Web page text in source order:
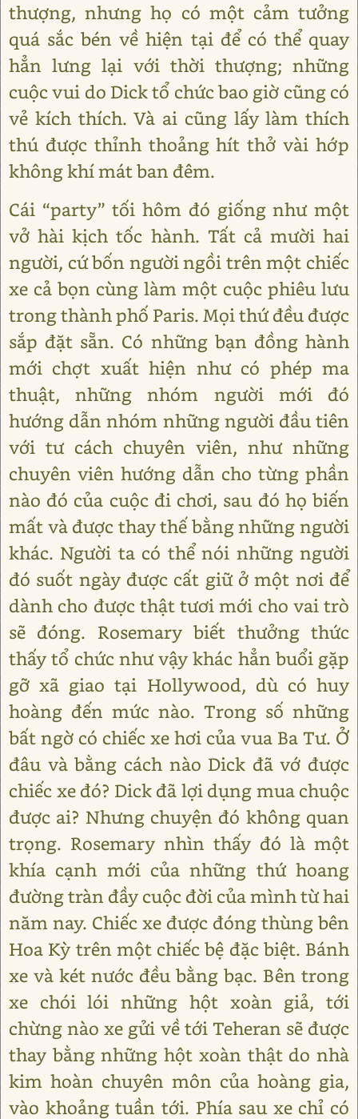
thượng, nhưng họ có một cảm tưởng
quá sắc bén về hiện tại để có thể quay
hẳn lưng lại với thời thượng; những
cuộc vui do Dick tổ chức bao giờ cũng có
vẻ kích thích. Và ai cũng lấy làm thích
thú được thỉnh thoảng hít thở vài hớp
không khí mát ban đêm.
Cái “party” tối hôm đó giống như một
vở hài kịch tốc hành. Tất cả mười hai
người, cứ bốn người ngồi trên một chiếc
xe cả bọn cùng làm một cuộc phiêu lưu
trong thành phố Paris. Mọi thứ đều được
sắp đặt sẵn. Có những bạn đồng hành
mới chợt xuất hiện như có phép ma
thuật, những nhóm người mới đó
hướng dẫn nhóm những người đầu tiên
với tư cách chuyên viên, như những
chuyên viên hướng dẫn cho từng phần
nào đó của cuộc đi chơi, sau đó họ biến
mất và được thay thế bằng những người
khác. Người ta có thể nói những người
đó suốt ngày được cất giữ ở một nơi để
dành cho được thật tươi mới cho vai trò
sẽ đóng. Rosemary biết thưởng thức
thấy tổ chức như vậy khác hẳn buổi gặp
gỡ xã giao tại Hollywood, dù có huy
hoàng đến mức nào. Trong số những
bất ngờ có chiếc xe hơi của vua Ba Tư. Ở
đâu và bằng cách nào Dick đã vớ được
chiếc xe đó? Dick đã lợi dụng mua chuộc
được ai? Nhưng chuyện đó không quan
trọng. Rosemary nhìn thấy đó là một
khía cạnh mới của những thứ hoang
đường tràn đầy cuộc đời của mình từ hai
năm nay. Chiếc xe được đóng thùng bên
Hoa Kỳ trên một chiếc bệ đặc biệt. Bánh
xe và két nước đều bằng bạc. Bên trong
xe chói lói những hột xoàn giả, tới
chừng nào xe gửi về tới Teheran sẽ được
thay bằng những hột xoàn thật do nhà
kim hoàn chuyên môn của hoàng gia,
vào khoảng tuần tới. Phía sau xe chỉ có